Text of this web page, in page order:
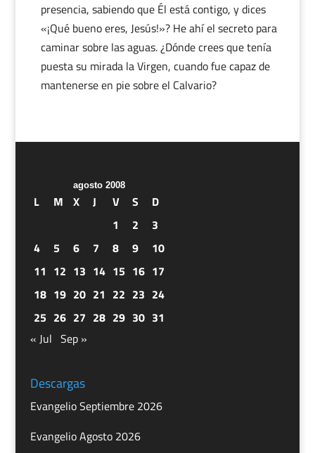
presencia, sabiendo que Él está contigo, y dices
«¡Qué bueno eres, Jesús!»? He ahí el secreto para
caminar sobre las aguas. ¿Dónde crees que tenía
puesta su mirada la Virgen, cuando fue capaz de
mantenerse en pie sobre el Calvario?
agosto 2008
L M X J V S
D
1
2
3
4
5 6 7 8 9
10
11 12 13 14 15 16 17
18 19 20 21 22 23 24
25 26 27 28 29 30 31
« Jul Sep »
Descargas
Evangelio Septiembre 2026
Evangelio Agosto 2026